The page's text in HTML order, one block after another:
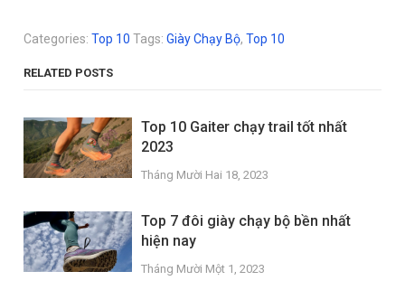
Categories:Top 10 Tags:Giày Chạy Bộ,Top 10
RELATED POSTS
Top 10 Gaiter chạy trail tốt nhất
2023
Tháng Mười Hai 18, 2023
Top 7 đôi giày chạy bộ bền nhất
hiện nay
Tháng Mười Một 1, 2023